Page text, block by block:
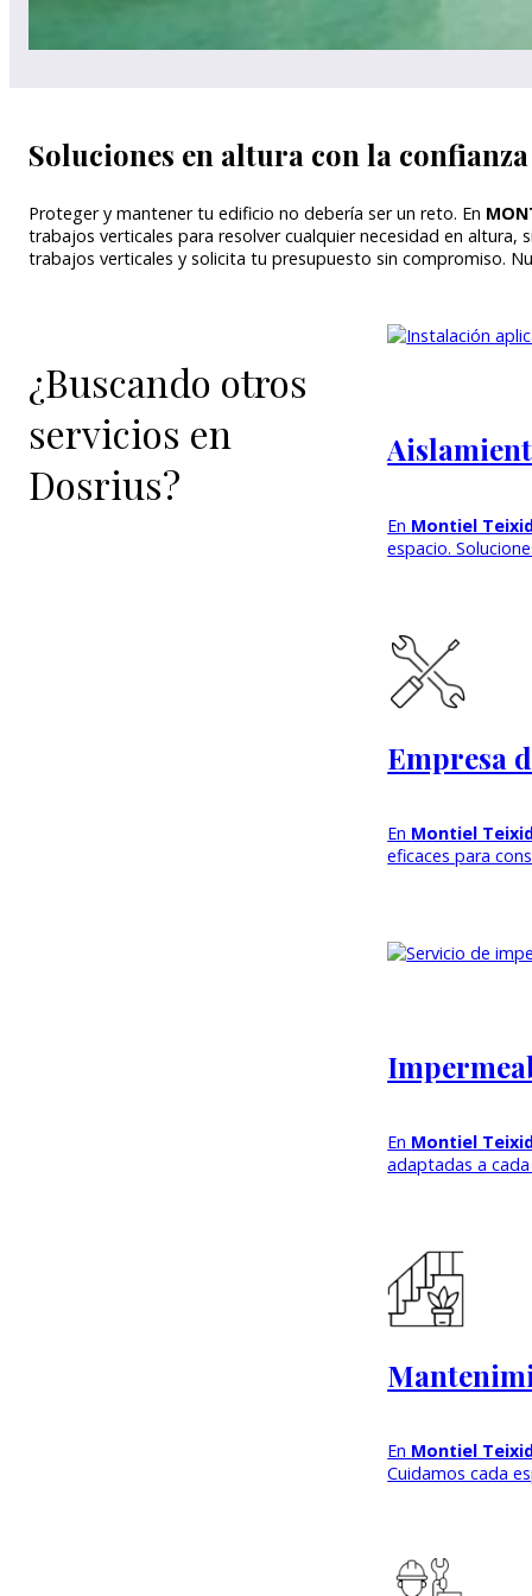
Soluciones en altura con la
Proteger y mantener tu edificio no debería ser un reto. En
trabajos verticales para resolver cualquier necesidad en altura,
trabajos verticales y solicita tu presupuesto sin compromiso.
¿Buscando otros
servicios en
Dosrius?
En Montiel
espacio.
Empresa
En Montiel
eficaces para
En Montiel
adaptadas a
En Montiel
Cuidamos cada